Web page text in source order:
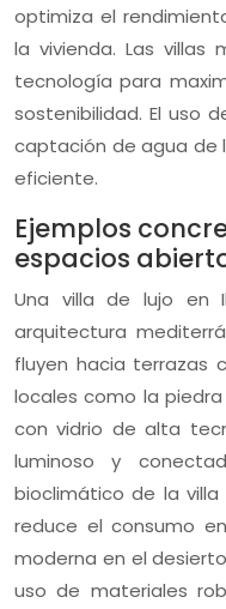
optimiza el
la vivienda. Las villas
tecnología para
sostenibilidad. El uso
captación de agua de
eficiente.
Ejemplos
espacios
Una villa de lujo en
arquitectura
fluyen hacia terrazas
locales como la
con vidrio de alta
luminoso y
bioclimático de la
reduce el consumo
moderna en el
uso de materiales